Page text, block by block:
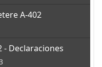
A-402
- Declaraciones